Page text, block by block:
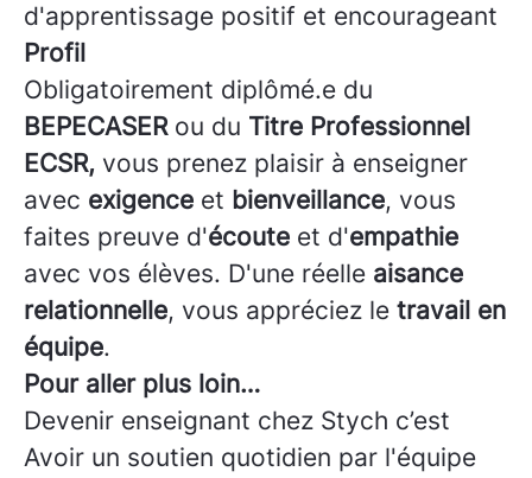
d'apprentissage positif et encourageant
Profil
Obligatoirement diplômé.e du
BEPECASER ou du Titre Professionnel
ECSR, vous prenez plaisir à enseigner
avec exigence et bienveillance, vous
faites preuve d'écoute et d'empathie
avec vos élèves. D'une réelle aisance
relationnelle, vous appréciez le travail en
équipe.
Pour aller plus loin…
Devenir enseignant chez Stych c’est
Avoir un soutien quotidien par l'équipe